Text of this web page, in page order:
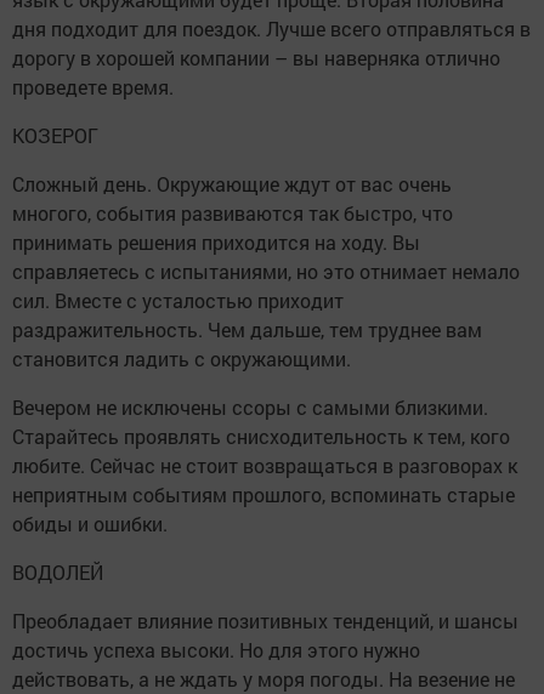
дня подходит для поездок. Лучше всего отправляться в
дорогу в хорошей компании – вы наверняка отлично
проведете время.
КОЗЕРОГ
Сложный день. Окружающие ждут от вас очень
многого, события развиваются так быстро, что
принимать решения приходится на ходу. Вы
справляетесь с испытаниями, но это отнимает немало
сил. Вместе с усталостью приходит
раздражительность. Чем дальше, тем труднее вам
становится ладить с окружающими.
Вечером не исключены ссоры с самыми близкими.
Старайтесь проявлять снисходительность к тем, кого
любите. Сейчас не стоит возвращаться в разговорах к
неприятным событиям прошлого, вспоминать старые
обиды и ошибки.
ВОДОЛЕЙ
Преобладает влияние позитивных тенденций, и шансы
достичь успеха высоки. Но для этого нужно
действовать, а не ждать у моря погоды. На везение не